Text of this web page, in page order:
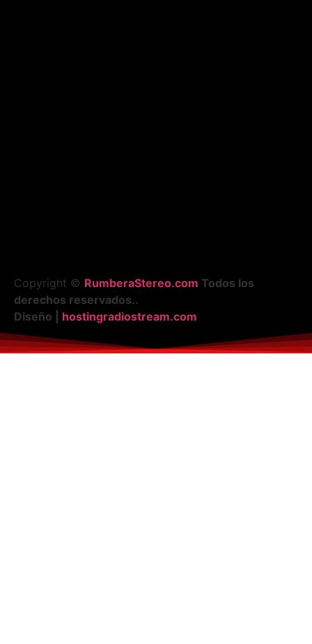
Copyright © RumberaStereo.com Todos los
derechos reservados..
Diseño | hostingradiostream.com